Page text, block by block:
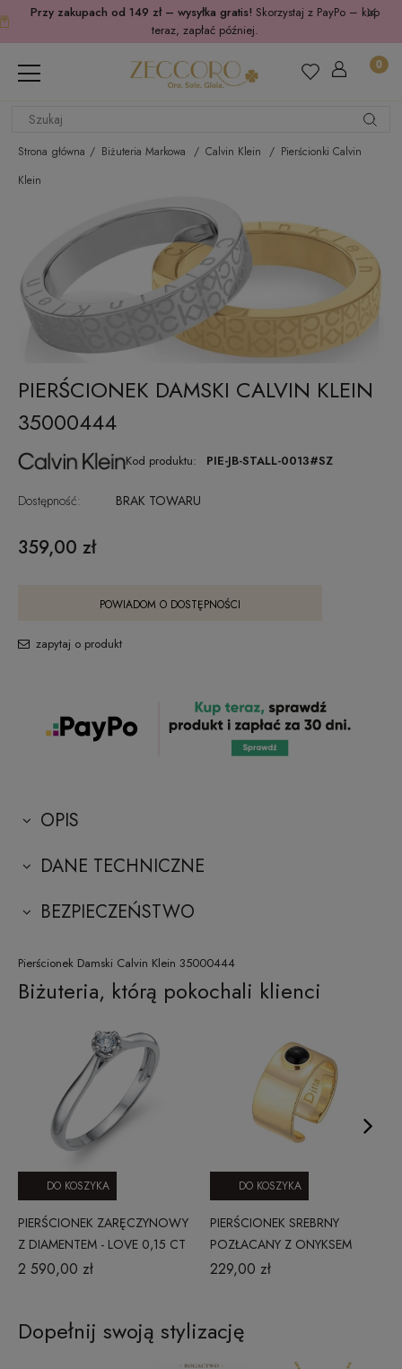
Przy zakupach od 149 zł – wysyłka gratis! Skorzystaj z PayPo – kup
teraz, zapłać później.
Strona główna Biżuteria Markowa Calvin Klein
Pierścionki Calvin
Klein
PIERŚCIONEK DAMSKI CALVIN KLEIN
35000444
Kod produktu: PIE-JB-STALL-0013#SZ
Dostępność: BRAK TOWARU
359,00 zł
POWIADOM O DOSTĘPNOŚCI
zapytaj o produkt
OPIS
DANE TECHNICZNE
BEZPIECZEŃSTWO
Pierścionek Damski Calvin Klein 35000444
Biżuteria, którą pokochali klienci
PIERŚCIONEK ZARĘCZYNOWY
Z DIAMENTEM - LOVE 0,15 CT
BIAŁE ZŁOTO
2 590,00 zł
DO KOSZYKA
PIERŚCIONEK SREBRNY
POZŁACANY Z ONYKSEM
DZP420/ONX/Z
229,00 zł
DO KOSZYKA
Dopełnij swoją stylizację